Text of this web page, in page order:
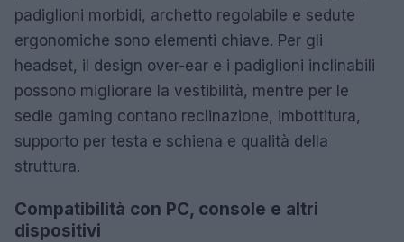
padiglioni morbidi, archetto regolabile e sedute
ergonomiche sono elementi chiave. Per gli
headset, il design over-ear e i padiglioni inclinabili
possono migliorare la vestibilità, mentre per le
sedie gaming contano reclinazione, imbottitura,
supporto per testa e schiena e qualità della
struttura.
Compatibilità con PC, console e altri
dispositivi